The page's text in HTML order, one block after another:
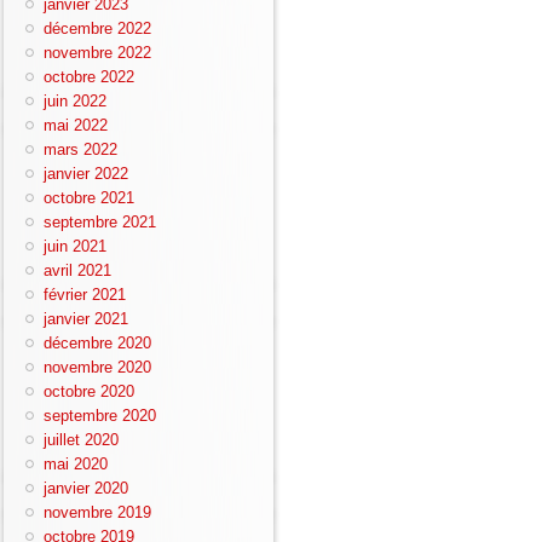
janvier 2023
décembre 2022
novembre 2022
octobre 2022
juin 2022
mai 2022
mars 2022
janvier 2022
octobre 2021
septembre 2021
juin 2021
avril 2021
février 2021
janvier 2021
décembre 2020
novembre 2020
octobre 2020
septembre 2020
juillet 2020
mai 2020
janvier 2020
novembre 2019
octobre 2019